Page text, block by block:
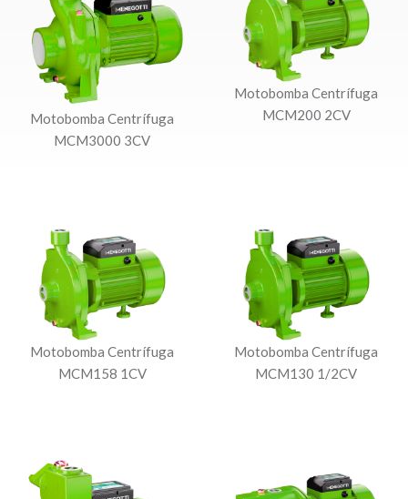
Motobomba Centrífuga
MCM3000 3CV
Motobomba Centrífuga
MCM200 2CV
Motobomba Centrífuga
MCM158 1CV
Motobomba Centrífuga
MCM130 1/2CV